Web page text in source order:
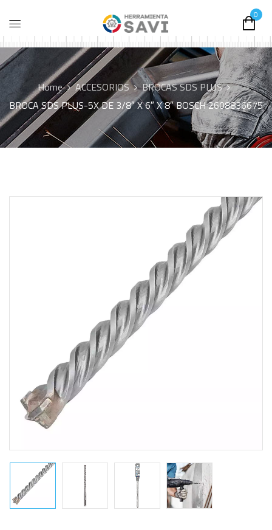
0
Home ACCESORIOS
BROCAS SDS PLUS
BROCA SDS PLUS-5X DE 3/8″ X 6″ X 8″ BOSCH 2608836675